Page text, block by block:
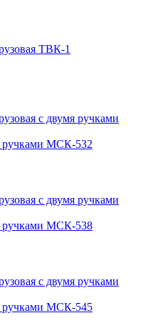
ручками МСК-532
ручками МСК-538
ручками МСК-545